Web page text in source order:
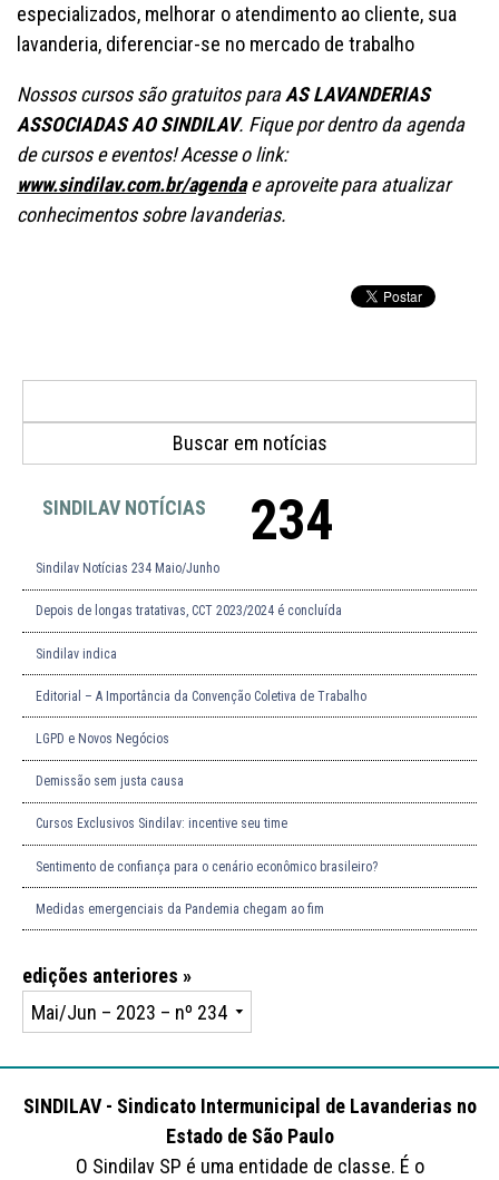
especializados, melhorar o atendimento ao cliente, sua
lavanderia, diferenciar-se no mercado de trabalho
Nossos cursos são gratuitos paraAS LAVANDERIAS
ASSOCIADAS AO SINDILAV. Fique por dentro da agenda
de cursos e eventos! Acesse o link:
www.sindilav.com.br/agendae aproveite para atualizar
conhecimentos sobre lavanderias.
SINDILAV NOTÍCIAS 234
Sindilav Notícias 234 Maio/Junho
Depois de longas tratativas, CCT 2023/2024 é concluída
Sindilav indica
Editorial – A Importância da Convenção Coletiva de Trabalho
LGPD e Novos Negócios
Demissão sem justa causa
Cursos Exclusivos Sindilav: incentive seu time
Sentimento de confiança para o cenário econômico brasileiro?
Medidas emergenciais da Pandemia chegam ao fim
edições anteriores »
SINDILAV - Sindicato Intermunicipal de Lavanderias no
Estado de São Paulo
O Sindilav SP é uma entidade de classe. É o